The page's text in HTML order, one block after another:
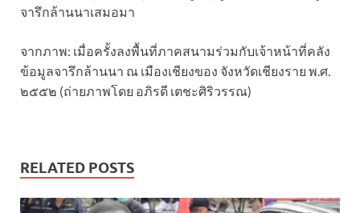
จารึกล้านนาเสมอมา
จากภาพ: เมื่อครั้งลงพื้นที่ภาคสนามร่วมกับเจ้าหน้าที่คลัง
ข้อมูลจารึกล้านนา ณ เมืองเชียงของ จังหวัดเชียงราย พ.ศ.
๒๕๕๒ (ถ่ายภาพโดย อภิรดี เตชะศิริวรรณ)
RELATED POSTS